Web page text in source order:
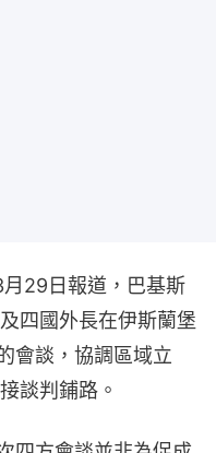
29日報道，巴基斯
四國外長在伊斯蘭堡
會談，協調區域立
談判鋪路。